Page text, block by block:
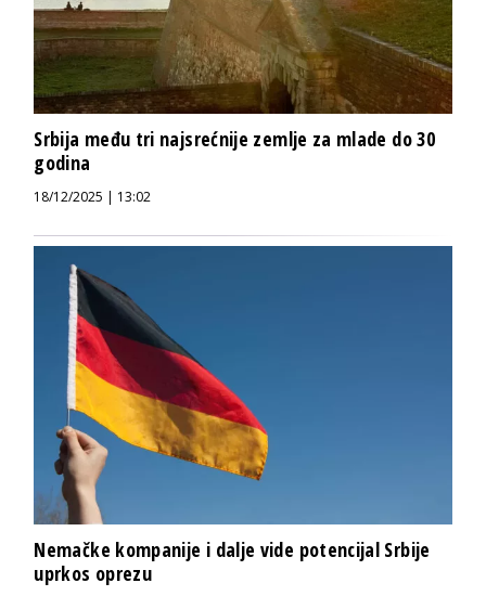
Srbija među tri najsrećnije zemlje za mlade do 30
godina
18/12/2025 | 13:02
Nemačke kompanije i dalje vide potencijal Srbije
uprkos oprezu